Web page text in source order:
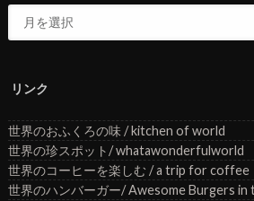
リンク
世界のおふくろの味 / kitchen of world
世界の珍スポット/ whatawonderfulworld
世界のコーヒーを楽しむ / a trip for coffee
世界のハンバーガー/ Awesome Burgers in